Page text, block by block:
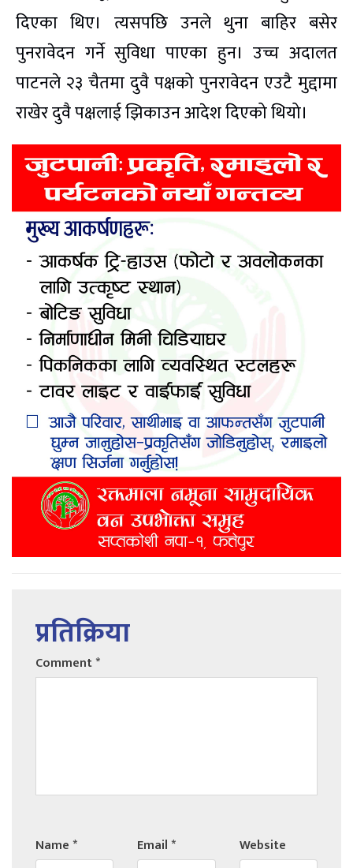
दिएका थिए। त्यसपछि उनले थुना बाहिर बसेर
पुनरावेदन गर्ने सुविधा पाएका हुन। उच्च अदालत
पाटनले २३ चैतमा दुवै पक्षको पुनरावेदन एउटै मुद्दामा
राखेर दुवै पक्षलाई झिकाउन आदेश दिएको थियो।
प्रतिक्रिया
Comment*
Name* Email* Website